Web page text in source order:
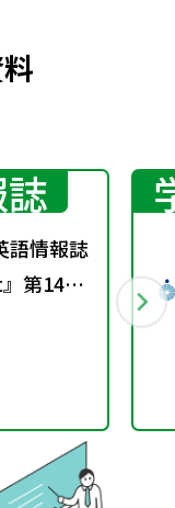
語情報誌
第14号